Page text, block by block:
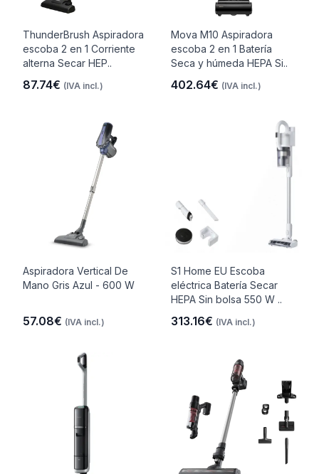
ThunderBrush Aspiradora
escoba 2 en 1 Corriente
alterna Secar HEP..
87.74€ (IVA incl.)
Mova M10 Aspiradora
escoba 2 en 1 Batería
Seca y húmeda HEPA Si..
402.64€ (IVA incl.)
Aspiradora Vertical De
Mano Gris Azul - 600 W
57.08€ (IVA incl.)
S1 Home EU Escoba
eléctrica Batería Secar
HEPA Sin bolsa 550 W ..
313.16€ (IVA incl.)